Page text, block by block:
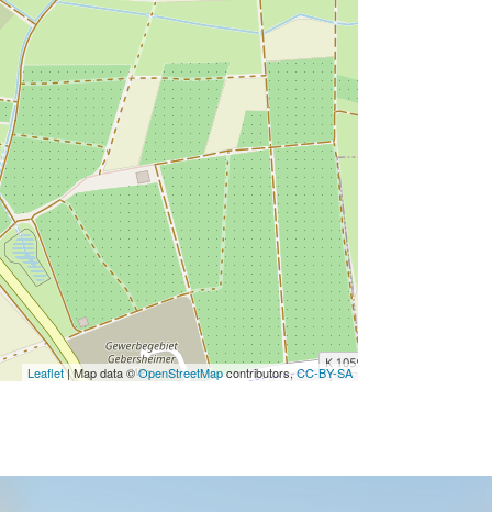
Leaflet| Map data ©OpenStreetMapcontributors,CC-BY-SA